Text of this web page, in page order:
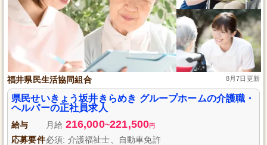
福井県民生活協同組合 8月7日更新
県民せいきょう坂井きらめき グループホームの介護職・
ヘルパーの正社員求人
給与 月給 216,000~221,500円
応募要件必須: 介護福祉士、自動車免許